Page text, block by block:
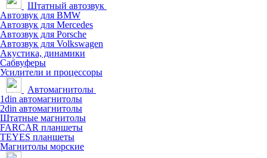
Штатный автозвук
Автозвук для BMW
Автозвук для Mercedes
Автозвук для Porsche
Автозвук для Volkswagen
Акустика, динамики
Сабвуферы
Усилители и процессоры
Автомагнитолы
1din автомагнитолы
2din автомагнитолы
Штатные магнитолы
FARCAR планшеты
TEYES планшеты
Магнитолы морские